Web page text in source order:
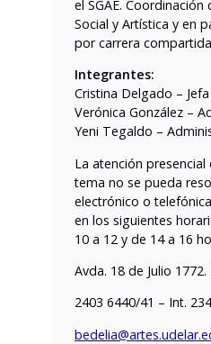
el SGAE.
Social y Artística y en
por carrera
Integrantes:
Cristina Delgado –
Verónica González –
Yeni Tegaldo –
La atención
tema no se pueda
electrónico o
en los siguientes
10 a 12 y de 14 a 16
Avda. 18 de Julio
2403 6440/41 – Int.
bedelia@artes.udelar